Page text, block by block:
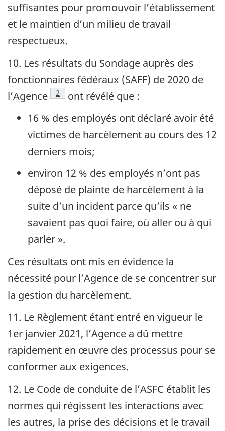
suffisantes pour promouvoir l’établissement
et le maintien d’un milieu de travail
respectueux.
10. Les résultats du Sondage auprès des
fonctionnaires fédéraux (SAFF) de 2020 de
l’Agence
Note de bas de page
2
ont révélé que :
16 % des employés ont déclaré avoir été
victimes de harcèlement au cours des 12
derniers mois;
environ 12 % des employés n’ont pas
déposé de plainte de harcèlement à la
suite d’un incident parce qu’ils « ne
savaient pas quoi faire, où aller ou à qui
parler ».
Ces résultats ont mis en évidence la
nécessité pour l’Agence de se concentrer sur
la gestion du harcèlement.
11. Le Règlement étant entré en vigueur le
1er janvier 2021, l’Agence a dû mettre
rapidement en œuvre des processus pour se
conformer aux exigences.
12. Le Code de conduite de l’ASFC établit les
normes qui régissent les interactions avec
les autres, la prise des décisions et le travail